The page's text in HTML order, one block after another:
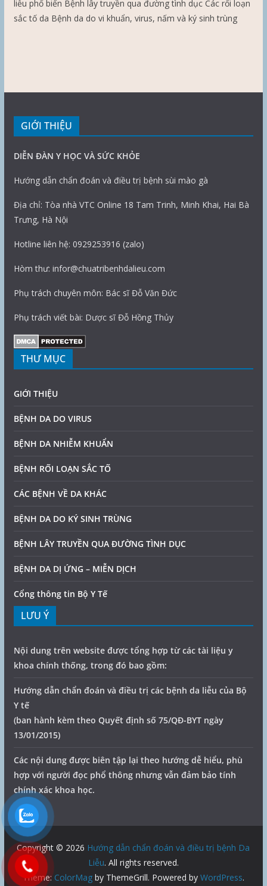
liễu phổ biến Bệnh lây truyền qua đường tình dục Các rối loạn
sắc tố da Bệnh da do vi khuẩn, virus, nấm và ký sinh trùng
GIỚI THIỆU
DIỄN ĐÀN Y HỌC VÀ SỨC KHỎE
Hướng dẫn chẩn đoán và điều trị bệnh sùi mào gà
Địa chỉ: Tòa nhà VTC Online 18 Tam Trinh, Minh Khai, Hai Bà
Trưng, Hà Nội
Hotline liên hệ: 0929253916 (zalo)
Hòm thư: infor@chuatribenhdalieu.com
Phụ trách chuyên môn: Bác sĩ Đỗ Văn Đức
Phụ trách viết bài: Dược sĩ Đỗ Hồng Thủy
THƯ MỤC
GIỚI THIỆU
BỆNH DA DO VIRUS
BỆNH DA NHIỄM KHUẨN
BỆNH RỐI LOẠN SẮC TỐ
CÁC BỆNH VỀ DA KHÁC
BỆNH DA DO KÝ SINH TRÙNG
BỆNH LÂY TRUYỀN QUA ĐƯỜNG TÌNH DỤC
BỆNH DA DỊ ỨNG – MIỄN DỊCH
Cổng thông tin Bộ Y Tế
LƯU Ý
Nội dung trên website được tổng hợp từ các tài liệu y
khoa chính thống, trong đó bao gồm:
Hướng dẫn chẩn đoán và điều trị các bệnh da liễu của Bộ
Y tế
(ban hành kèm theo Quyết định số 75/QĐ-BYT ngày
13/01/2015)
Các nội dung được biên tập lại theo hướng dễ hiểu, phù
hợp với người đọc phổ thông nhưng vẫn đảm bảo tính
chính xác khoa học.
Copyright © 2026 Hướng dẫn chẩn đoán và điều trị bệnh Da
Liễu. All rights reserved.
Theme:ColorMagby ThemeGrill. Powered by WordPress.